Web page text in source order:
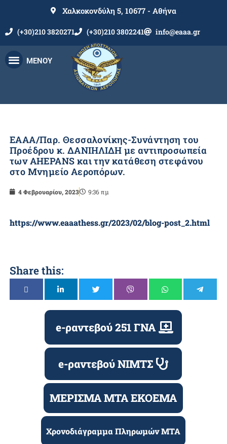
Χαλκοκονδύλη 5, 10677 - Αθήνα
(+30)210 3820271 (+30)210 3802241 info@eaaa.gr
ΜΕΝΟΥ
ΕΑΑΑ/Παρ. Θεσσαλονίκης-Συνάντηση του
Προέδρου κ. ΔΑΝΙΗΛΙΔH με αντιπροσωπεία
των AHEPANS και την κατάθεση στεφάνου
στο Μνημείο Αεροπόρων.
4 Φεβρουαρίου, 2023 9:36 πμ
https://www.eaaathess.gr/2023/02/blog-post_2.html
Share this:
e-ραντεβού 251 ΓΝΑ
e-ραντεβού ΝΙΜΤΣ
ΜΕΡΙΣΜΑ ΜΤΑ ΕΚΟΕΜΑ
Χρονοδιάγραμμα Πληρωμών ΜΤΑ